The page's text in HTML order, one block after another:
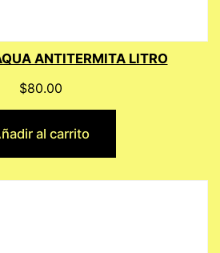
ANTITERMITA LITRO
$80.00
al carrito